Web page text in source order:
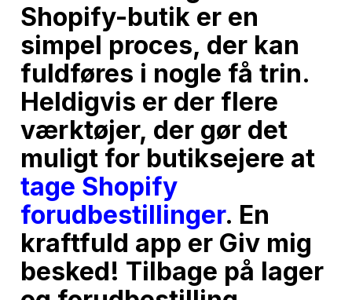
Shopify-butik er en
simpel proces, der kan
fuldføres i nogle få trin.
Heldigvis er der flere
værktøjer, der gør det
muligt for butiksejere at
tage Shopify
forudbestillinger. En
kraftfuld app er Giv mig
besked! Tilbage på lager